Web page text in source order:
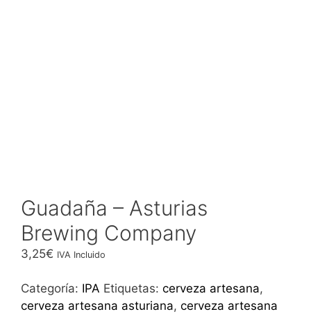
Guadaña – Asturias
Brewing Company
3,25€ IVA Incluido
Categoría: IPA Etiquetas: cerveza artesana,
cerveza artesana asturiana, cerveza artesana